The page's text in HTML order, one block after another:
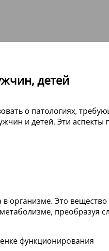
детей
о патологиях,
и детей. Эти аспекты
организме. Это вещество
преобразуя
функционирования